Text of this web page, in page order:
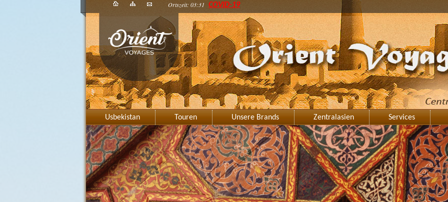
Ortszeit: 03:31 COVID-19
Usbekistan Touren Unsere Brands Zentralasien Services